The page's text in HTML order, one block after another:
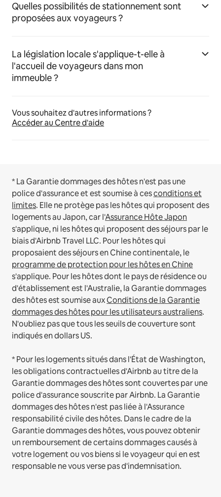
Quelles possibilités de stationnement sont
proposées aux voyageurs ?
La législation locale s'applique-t-elle à
l'accueil de voyageurs dans mon
immeuble ?
Vous souhaitez d'autres informations ?
Accéder au Centre d'aide
* La Garantie dommages des hôtes n'est pas une
police d'assurance et est soumise à cesconditions et
limites. Elle ne protège pas les hôtes qui proposent des
logements au Japon, car l'Assurance Hôte Japon
s'applique, ni les hôtes qui proposent des séjours par le
biais d'Airbnb Travel LLC. Pour les hôtes qui
proposaient des séjours en Chine continentale, le
programme de protection pour les hôtes en Chine
s'applique. Pour les hôtes dont le pays de résidence ou
d'établissement est l'Australie, la Garantie dommages
des hôtes est soumise auxConditions de la Garantie
dommages des hôtes pour les utilisateurs australiens.
N'oubliez pas que tous les seuils de couverture sont
indiqués en dollars US.
* Pour les logements situés dans l'État de Washington,
les obligations contractuelles d'Airbnb au titre de la
Garantie dommages des hôtes sont couvertes par une
police d'assurance souscrite par Airbnb. La Garantie
dommages des hôtes n'est pas liée à l'Assurance
responsabilité civile des hôtes. Dans le cadre de la
Garantie dommages des hôtes, vous pouvez obtenir
un remboursement de certains dommages causés à
votre logement ou vos biens si le voyageur qui en est
responsable ne vous verse pas d'indemnisation.